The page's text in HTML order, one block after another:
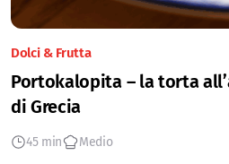
Dolci & Frutta
Portokalopita – la torta
di Grecia
45 min Medio